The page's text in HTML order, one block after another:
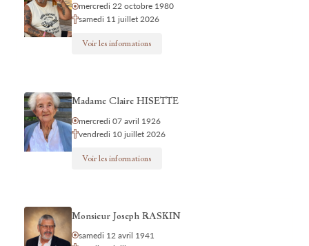
mercredi 22 octobre 1980
samedi 11 juillet 2026
Voir les informations
Madame Claire HISETTE
mercredi 07 avril 1926
vendredi 10 juillet 2026
Voir les informations
Monsieur Joseph RASKIN
samedi 12 avril 1941